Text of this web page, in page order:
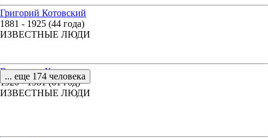
Григорий Котовский
1881 - 1925 (44 года)
ИЗВЕСТНЫЕ ЛЮДИ
Владимир Харитонов
1920 - 1981 (61 год)
ИЗВЕСТНЫЕ ЛЮДИ
... еще 174 человека